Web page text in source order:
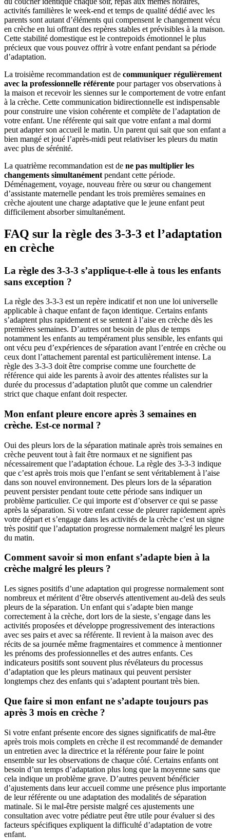
activités familières le week-end et temps de qualité dédié avec les
parents sont autant d’éléments qui compensent le changement vécu
en crèche en lui offrant des repères stables et prévisibles à la maison.
Cette stabilité domestique est le contrepoids émotionnel le plus
précieux que vous pouvez offrir à votre enfant pendant sa période
d’adaptation.
La troisième recommandation est de communiquer régulièrement
avec la professionnelle référente pour partager vos observations à
la maison et recevoir les siennes sur le comportement de votre enfant
à la crèche. Cette communication bidirectionnelle est indispensable
pour construire une vision cohérente et complète de l’adaptation de
votre enfant. Une référente qui sait que votre enfant a mal dormi
peut adapter son accueil le matin. Un parent qui sait que son enfant a
bien mangé et joué l’après-midi peut relativiser les pleurs du matin
avec plus de sérénité.
La quatrième recommandation est de ne pas multiplier les
changements simultanément pendant cette période.
Déménagement, voyage, nouveau frère ou sœur ou changement
d’assistante maternelle pendant les trois premières semaines en
crèche ajoutent une charge adaptative que le jeune enfant peut
difficilement absorber simultanément.
FAQ sur la règle des 3-3-3 et l’adaptation
en crèche
La règle des 3-3-3 s’applique-t-elle à tous les enfants
sans exception ?
La règle des 3-3-3 est un repère indicatif et non une loi universelle
applicable à chaque enfant de façon identique. Certains enfants
s’adaptent plus rapidement et se sentent à l’aise en crèche dès les
premières semaines. D’autres ont besoin de plus de temps
notamment les enfants au tempérament plus sensible, les enfants qui
ont vécu peu d’expériences de séparation avant l’entrée en crèche ou
ceux dont l’attachement parental est particulièrement intense. La
règle des 3-3-3 doit être comprise comme une fourchette de
référence qui aide les parents à avoir des attentes réalistes sur la
durée du processus d’adaptation plutôt que comme un calendrier
strict que chaque enfant doit respecter.
Mon enfant pleure encore après 3 semaines en
crèche. Est-ce normal ?
Oui des pleurs lors de la séparation matinale après trois semaines en
crèche peuvent tout à fait être normaux et ne signifient pas
nécessairement que l’adaptation échoue. La règle des 3-3-3 indique
que c’est après trois mois que l’enfant se sent véritablement à l’aise
dans son nouvel environnement. Des pleurs lors de la séparation
peuvent persister pendant toute cette période sans indiquer un
problème particulier. Ce qui importe est d’observer ce qui se passe
après la séparation. Si votre enfant cesse de pleurer rapidement après
votre départ et s’engage dans les activités de la crèche c’est un signe
très positif que l’adaptation progresse normalement malgré les pleurs
du matin.
Comment savoir si mon enfant s’adapte bien à la
crèche malgré les pleurs ?
Les signes positifs d’une adaptation qui progresse normalement sont
nombreux et méritent d’être observés attentivement au-delà des seuls
pleurs de la séparation. Un enfant qui s’adapte bien mange
correctement à la crèche, dort lors de la sieste, s’engage dans les
activités proposées et développe progressivement des interactions
avec ses pairs et avec sa référente. Il revient à la maison avec des
récits de sa journée même fragmentaires et commence à mentionner
les prénoms des professionnelles et des autres enfants. Ces
indicateurs positifs sont souvent plus révélateurs du processus
d’adaptation que les pleurs matinaux qui peuvent persister
longtemps chez des enfants qui s’adaptent pourtant très bien.
Que faire si mon enfant ne s’adapte toujours pas
après 3 mois en crèche ?
Si votre enfant présente encore des signes significatifs de mal-être
après trois mois complets en crèche il est recommandé de demander
un entretien avec la directrice et la référente pour faire le point
ensemble sur les observations de chaque côté. Certains enfants ont
besoin d’un temps d’adaptation plus long que la moyenne sans que
cela indique un problème grave. D’autres peuvent bénéficier
d’ajustements dans leur accueil comme une présence plus importante
de leur référente ou une adaptation des modalités de séparation
matinale. Si le mal-être persiste malgré ces ajustements une
consultation avec votre pédiatre peut être utile pour évaluer si des
facteurs spécifiques expliquent la difficulté d’adaptation de votre
enfant.